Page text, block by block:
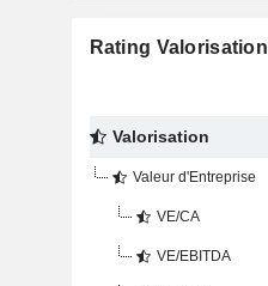
Rating Valorisation
Valorisation
Valeur d'Entreprise
VE/CA
VE/EBITDA